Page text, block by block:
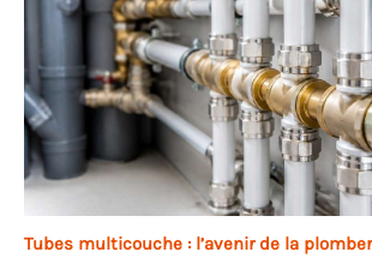
Tubes multicouche : l’avenir de la